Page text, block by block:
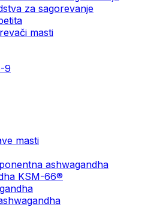
za sagorevanje
masti
9
masti
ashwagandha
KSM-66®